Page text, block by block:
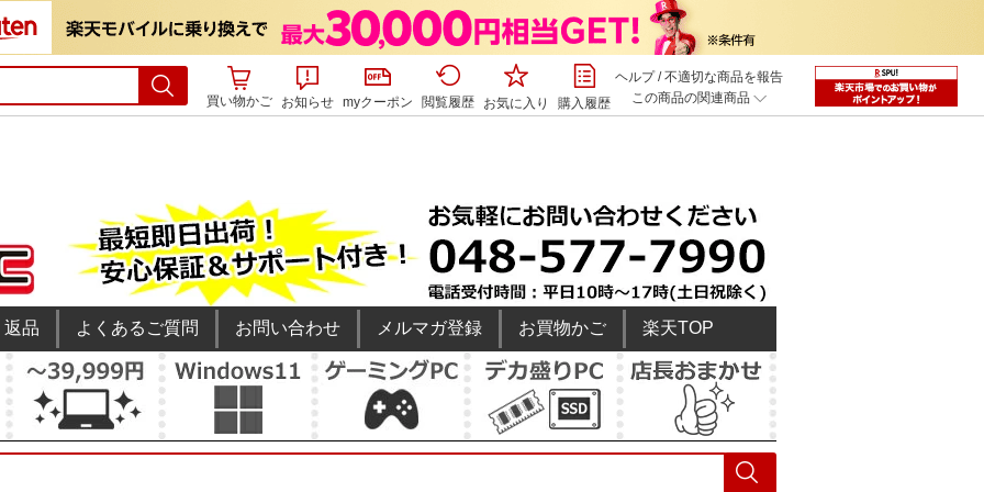
買い物かご お知らせ myクーポン 閲覧履歴 お気に入り 購入履歴
ヘルプ/不適切な商品を報告
この商品の関連商品